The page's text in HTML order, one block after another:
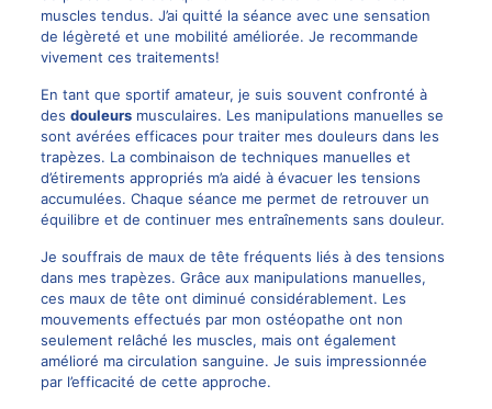
muscles tendus. J’ai quitté la séance avec une sensation
de légèreté et une mobilité améliorée. Je recommande
vivement ces traitements!
En tant que sportif amateur, je suis souvent confronté à
des douleursmusculaires. Les manipulations manuelles se
sont avérées efficaces pour traiter mes douleurs dans les
trapèzes. La combinaison de techniques manuelles et
d’étirements appropriés m’a aidé à évacuer les tensions
accumulées. Chaque séance me permet de retrouver un
équilibre et de continuer mes entraînements sans douleur.
Je souffrais de maux de tête fréquents liés à des tensions
dans mes trapèzes. Grâce aux manipulations manuelles,
ces maux de tête ont diminué considérablement. Les
mouvements effectués par mon ostéopathe ont non
seulement relâché les muscles, mais ont également
amélioré ma circulation sanguine. Je suis impressionnée
par l’efficacité de cette approche.